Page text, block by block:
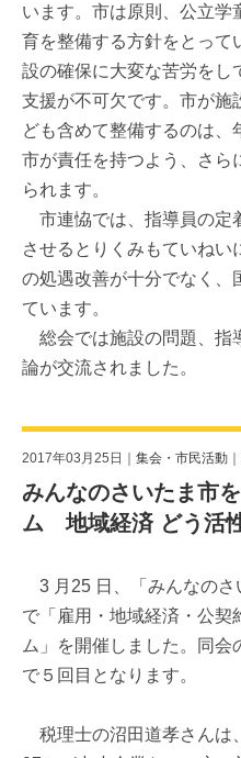
います。市は原則、公立学
育を整備する方針をとって
設の確保に大変な苦労をし
支援が不可欠です。市が施
ども含めて整備するのは、
市が責任を持つよう、さら
られます。
市連恊では、指導員の定
させるとりくみもていね
の処遇改善が十分でなく、
ています。
総会では施設の問題、指
論が交流されました。
2017年03月25日｜ 集会・市民活動 ｜
みんなのさいたま市
ム 地域経済 どう活
3 月25 日、「みんなのさ
で「雇用・地域経済・公契
ム」を開催しました。同会
で５回目となります。
税理士の沼田道孝さんは